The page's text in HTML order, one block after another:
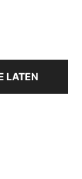
LATEN